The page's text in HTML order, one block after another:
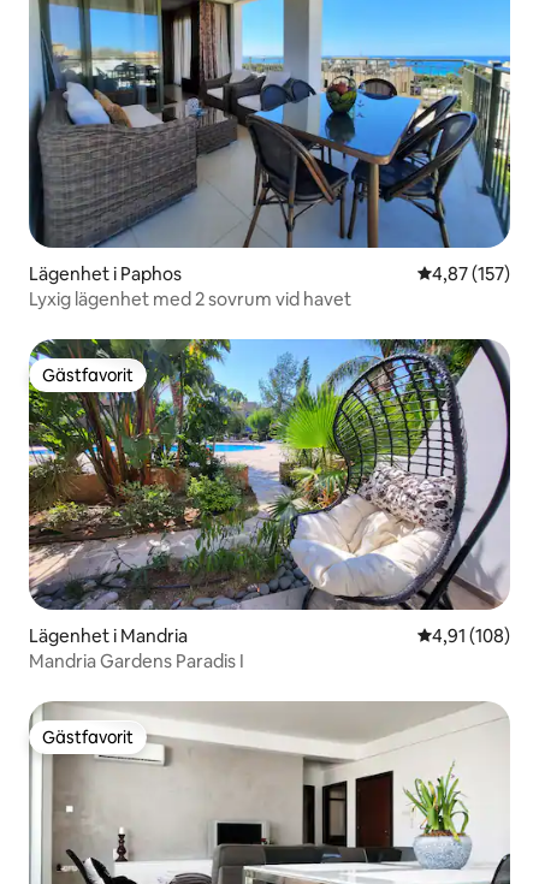
Lägenhet i Paphos 4,87 av 5 i
4,87 (157)
Lyxig lägenhet med 2 sovrum vid havet
Gästfavorit
Gästfavorit
Lägenhet i Mandria 4,91 av 5 i
4,91 (108)
Mandria Gardens Paradis I
Gästfavorit
Gästfavorit